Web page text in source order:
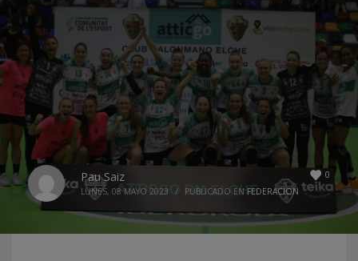
0
Pau Saiz
LUNES, 08 MAYO 2023 / PUBLICADO EN FEDERACION